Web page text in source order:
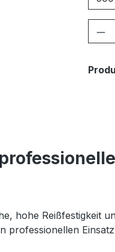
hohe Reißfestigkeit
professionellen